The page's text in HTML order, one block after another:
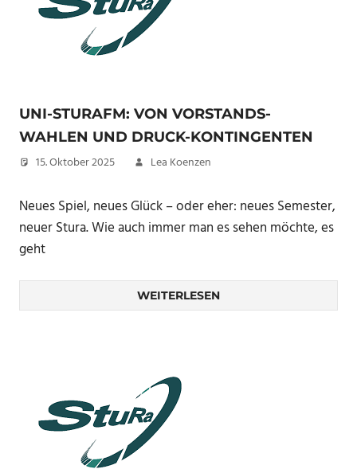
UNI-STURAFM: VON VORSTANDS-
WAHLEN UND DRUCK-KONTINGENTEN
15. Oktober 2025 Lea Koenzen
Neues Spiel, neues Glück – oder eher: neues Semester,
neuer Stura. Wie auch immer man es sehen möchte, es
geht
WEITERLESEN